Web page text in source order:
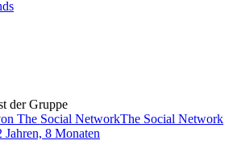
der Gruppe
The Social Network
Jahren, 8 Monaten